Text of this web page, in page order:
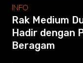
Accessories
Info
Gallery
Photo
INFO
Rak Medium
Hadir dengan
Beragam